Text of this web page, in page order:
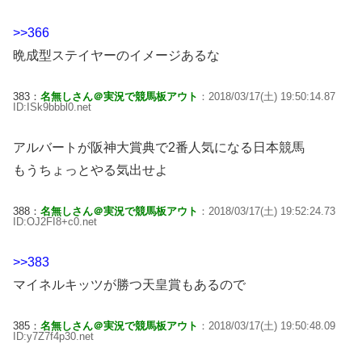
>>366
晩成型ステイヤーのイメージあるな
383： 名無しさん＠実況で競馬板アウト ：2018/03/17(土) 19:50:14.87
ID:ISk9bbbl0.net
アルバートが阪神大賞典で2番人気になる日本競馬
もうちょっとやる気出せよ
388： 名無しさん＠実況で競馬板アウト ：2018/03/17(土) 19:52:24.73
ID:OJ2FI8+c0.net
>>383
マイネルキッツが勝つ天皇賞もあるので
385： 名無しさん＠実況で競馬板アウト ：2018/03/17(土) 19:50:48.09
ID:y7Z7f4p30.net